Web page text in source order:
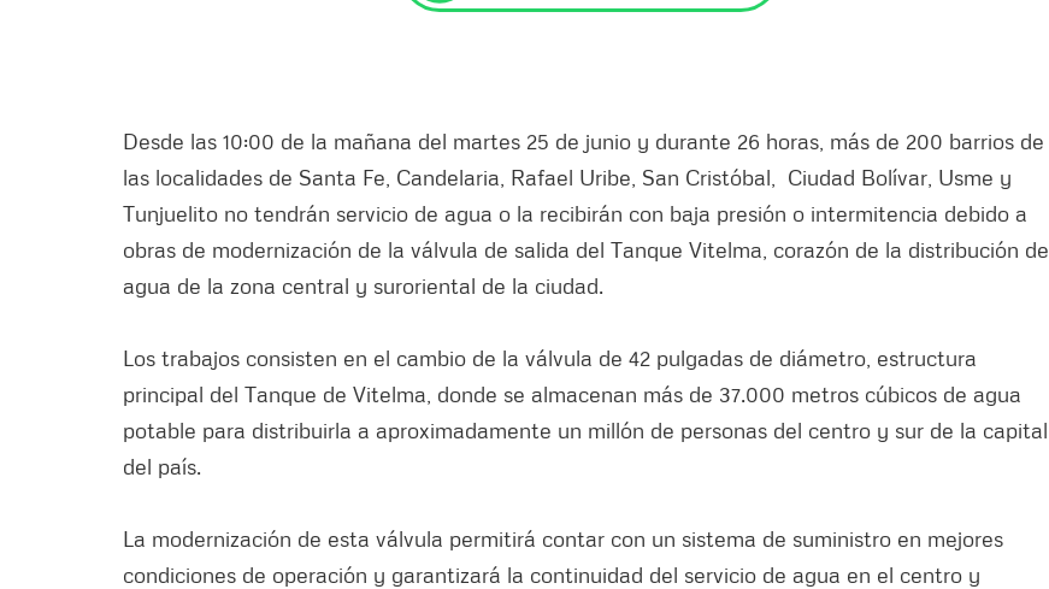
Desde las 10:00 de la mañana del martes 25 de junio y durante 26 horas, más de 200 barrios de
las localidades de Santa Fe, Candelaria, Rafael Uribe, San Cristóbal, Ciudad Bolívar, Usme y
Tunjuelito no tendrán servicio de agua o la recibirán con baja presión o intermitencia debido a
obras de modernización de la válvula de salida del Tanque Vitelma, corazón de la distribución de
agua de la zona central y suroriental de la ciudad.
Los trabajos consisten en el cambio de la válvula de 42 pulgadas de diámetro, estructura
principal del Tanque de Vitelma, donde se almacenan más de 37.000 metros cúbicos de agua
potable para distribuirla a aproximadamente un millón de personas del centro y sur de la capital
del país.
La modernización de esta válvula permitirá contar con un sistema de suministro en mejores
condiciones de operación y garantizará la continuidad del servicio de agua en el centro y